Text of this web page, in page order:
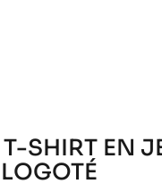
T-SHIRT EN